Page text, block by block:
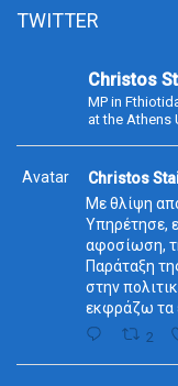
TWITTER
Christos
MP in
at the Athens
Avatar Christos
Με θλίψη
Υπηρέτησε,
αφοσίωση,
Παράταξη
στην
εκφράζω τα
2